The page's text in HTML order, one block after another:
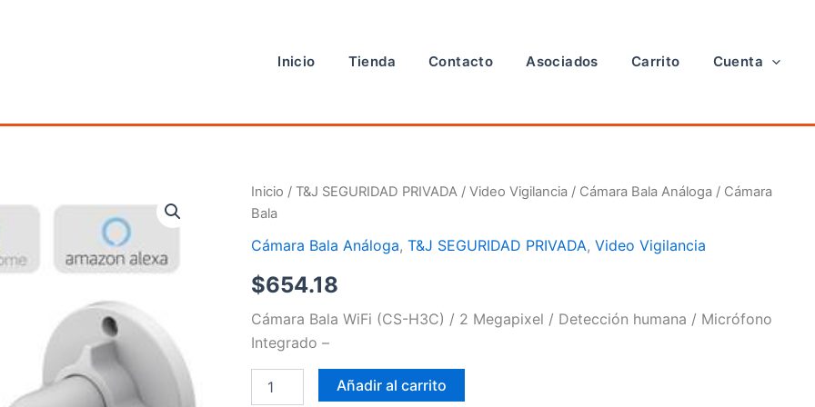
Inicio Tienda Contacto Asociados Carrito Cuenta
Inicio /T&J SEGURIDAD PRIVADA /Video Vigilancia / Cámara Bala Análoga / Cámara
Bala
Cámara Bala Análoga,T&J SEGURIDAD PRIVADA,Video Vigilancia
$654.18
Cámara Bala WiFi (CS-H3C) / 2 Megapixel / Detección humana / Micrófono
Integrado –
Cámara
Bala
Añadir al carrito